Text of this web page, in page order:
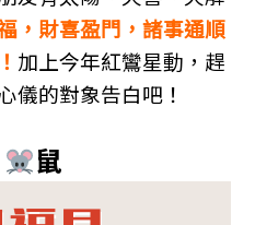
，財喜盈門，諸事通順
加上今年紅鸞星動，趕
儀的對象告白吧！
鼠